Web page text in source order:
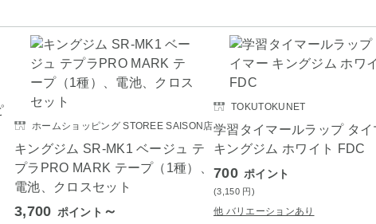
ホームショッピング STOREE SAISON店
キングジム SR-MK1 ベージュ テ
プラPRO MARK テープ（1種）、
電池、クロスセット
3,700 ポイント ～
TOKUTOKUNET
学習タイマールラップ タイ
キングジム ホワイト FDC
700 ポイント
(3,150 円)
他 バリエーションあり